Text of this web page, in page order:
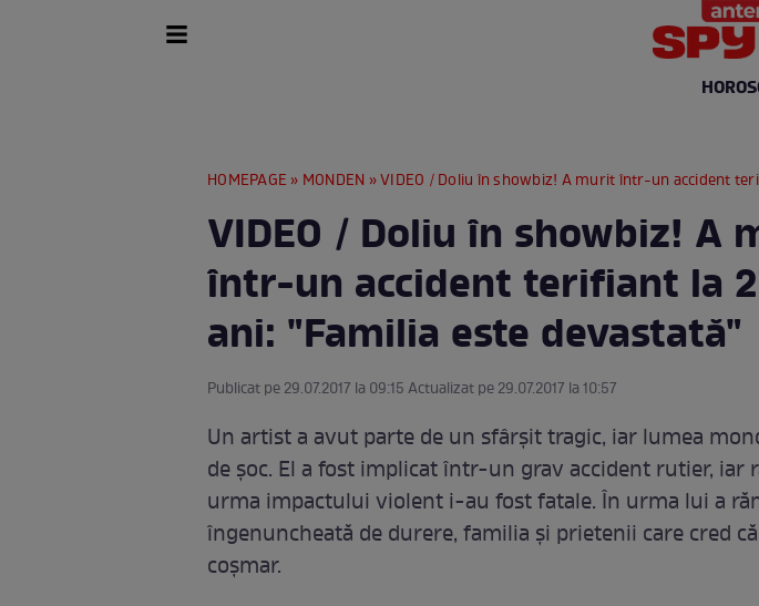
HOMEPAGE » MONDEN » VIDEO / Doliu în showbiz! A murit într-un accident terifiant la 27 de
VIDEO / Doliu în showbiz! A
într-un accident terifiant la
ani: "Familia este devastată"
Publicat pe 29.07.2017 la 09:15 Actualizat pe 29.07.2017 la 10:57
Un artist a avut parte de un sfârşit tragic, iar lumea
de şoc. El a fost implicat într-un grav accident rutier, iar
urma impactului violent i-au fost fatale. În urma lui a
îngenuncheată de durere, familia şi prietenii care cred
coşmar.